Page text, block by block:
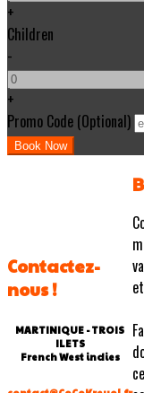
+
Children
-
+
Promo Code (Optional)
Contactez-
nous !
MARTINIQUE - TROIS
ILETS
French West indies